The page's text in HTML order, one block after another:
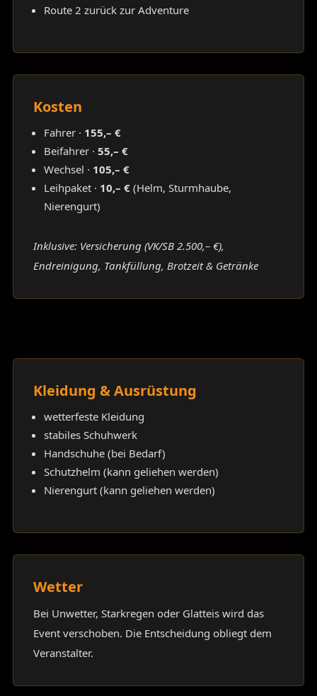
Route 2 zurück zur Adventure
Kosten
Fahrer · 155,– €
Beifahrer · 55,– €
Wechsel · 105,– €
Leihpaket · 10,– €(Helm, Sturmhaube,
Nierengurt)
Inklusive: Versicherung (VK/SB 2.500,– €),
Endreinigung, Tankfüllung, Brotzeit & Getränke
Kleidung & Ausrüstung
wetterfeste Kleidung
stabiles Schuhwerk
Handschuhe (bei Bedarf)
Schutzhelm (kann geliehen werden)
Nierengurt (kann geliehen werden)
Wetter
Bei Unwetter, Starkregen oder Glatteis wird das
Event verschoben. Die Entscheidung obliegt dem
Veranstalter.